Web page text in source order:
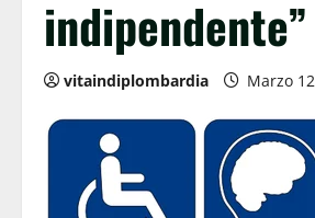
indipendente”
vitaindiplombardia Marzo